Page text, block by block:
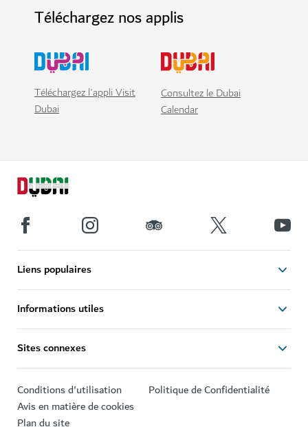
Téléchargez nos applis
Téléchargez l'appli Visit
Dubai
Consultez le Dubai
Calendar
Liens populaires
Informations utiles
Sites connexes
Conditions d'utilisation
Politique de Confidentialité
Avis en matière de cookies
Plan du site